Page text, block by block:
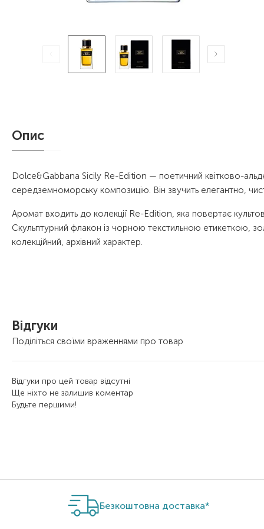
Опис
Dolce&Gabbana Sicily Re-Edition — поетичний квітково-
середземноморську композицію. Він звучить елегантно,
Аромат входить до колекції Re-Edition, яка повертає
Скульптурний флакон із чорною текстильною етикеткою,
колекційний, архівний характер.
Відгуки
Поділіться своїми враженнями про товар
Відгуки про цей товар відсутні
Ще ніхто не залишив коментар
Будьте першими!
Безкоштовна доставка*